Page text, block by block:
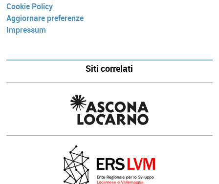
Cookie Policy
Aggiornare preferenze
Impressum
Siti correlati